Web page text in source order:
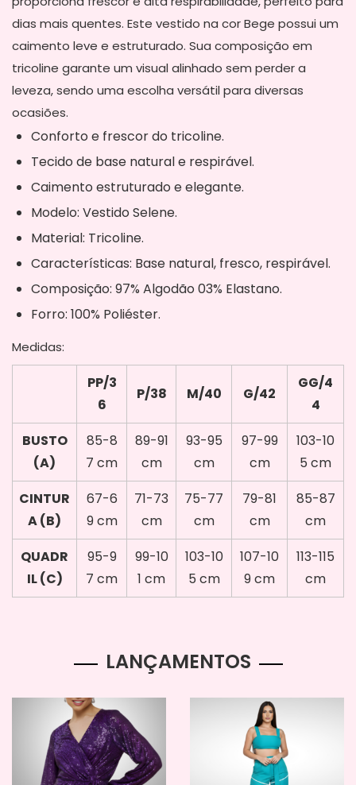
dias mais quentes. Este vestido na cor Bege possui um
caimento leve e estruturado. Sua composição em
tricoline garante um visual alinhado sem perder a
leveza, sendo uma escolha versátil para diversas
ocasiões.
Conforto e frescor do tricoline.
Tecido de base natural e respirável.
Caimento estruturado e elegante.
Modelo: Vestido Selene.
Material: Tricoline.
Características: Base natural, fresco, respirável.
Composição: 97% Algodão 03% Elastano.
Forro: 100% Poliéster.
Medidas:
PP/3
6
P/38 M/40 G/42
GG/4
4
BUSTO
(A)
85-8
7 cm
89-91
cm
93-95
cm
97-99
cm
103-10
5 cm
CINTUR
A (B)
67-6
9 cm
71-73
cm
75-77
cm
79-81
cm
85-87
cm
QUADR
IL (C)
95-9
7 cm
99-10
1 cm
103-10
5 cm
107-10
9 cm
113-115
cm
LANÇAMENTOS